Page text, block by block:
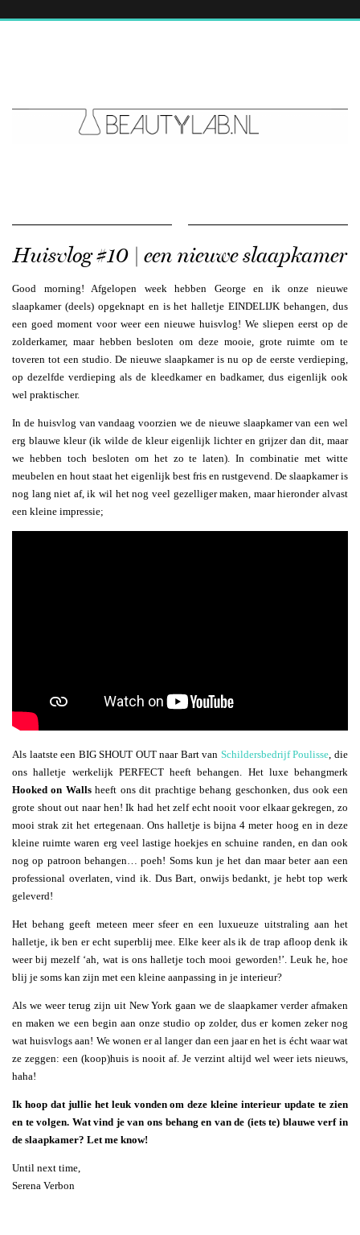
Huisvlog #10 | een nieuwe slaapkamer
Good morning! Afgelopen week hebben George en ik onze nieuwe
slaapkamer (deels) opgeknapt en is het halletje EINDELIJK behangen, dus
een goed moment voor weer een nieuwe huisvlog! We sliepen eerst op de
zolderkamer, maar hebben besloten om deze mooie, grote ruimte om te
toveren tot een studio. De nieuwe slaapkamer is nu op de eerste verdieping,
op dezelfde verdieping als de kleedkamer en badkamer, dus eigenlijk ook
wel praktischer.
In de huisvlog van vandaag voorzien we de nieuwe slaapkamer van een wel
erg blauwe kleur (ik wilde de kleur eigenlijk lichter en grijzer dan dit, maar
we hebben toch besloten om het zo te laten). In combinatie met witte
meubelen en hout staat het eigenlijk best fris en rustgevend. De slaapkamer is
nog lang niet af, ik wil het nog veel gezelliger maken, maar hieronder alvast
een kleine impressie;
Als laatste een BIG SHOUT OUT naar Bart van Schildersbedrijf Poulisse, die
ons halletje werkelijk PERFECT heeft behangen. Het luxe behangmerk
Hooked on Wallsheeft ons dit prachtige behang geschonken, dus ook een
grote shout out naar hen! Ik had het zelf echt nooit voor elkaar gekregen, zo
mooi strak zit het ertegenaan. Ons halletje is bijna 4 meter hoog en in deze
kleine ruimte waren erg veel lastige hoekjes en schuine randen, en dan ook
nog op patroon behangen… poeh! Soms kun je het dan maar beter aan een
professional overlaten, vind ik. Dus Bart, onwijs bedankt, je hebt top werk
geleverd!
Het behang geeft meteen meer sfeer en een luxueuze uitstraling aan het
halletje, ik ben er echt superblij mee. Elke keer als ik de trap afloop denk ik
weer bij mezelf ‘ah, wat is ons halletje toch mooi geworden!’. Leuk he, hoe
blij je soms kan zijn met een kleine aanpassing in je interieur?
Als we weer terug zijn uit New York gaan we de slaapkamer verder afmaken
en maken we een begin aan onze studio op zolder, dus er komen zeker nog
wat huisvlogs aan! We wonen er al langer dan een jaar en het is écht waar wat
ze zeggen: een (koop)huis is nooit af. Je verzint altijd wel weer iets nieuws,
haha!
Ik hoop dat jullie het leuk vonden om deze kleine interieur update te zien
en te volgen. Wat vind je van ons behang en van de (iets te) blauwe verf in
de slaapkamer? Let me know!
Until next time,
Serena Verbon